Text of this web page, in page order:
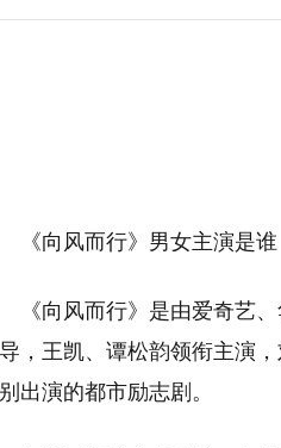
《向风而行》男女主演是谁
《向风而行》是由爱奇艺
，王凯、谭松韵领衔主演
出演的都市励志剧。